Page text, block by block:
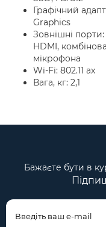
Графічний
Graphics
Зовнішні порти:
HDMI,
мікрофона
Wi-Fi: 802.11 ах
Вага, кг: 2,1
Бажаєте бути в